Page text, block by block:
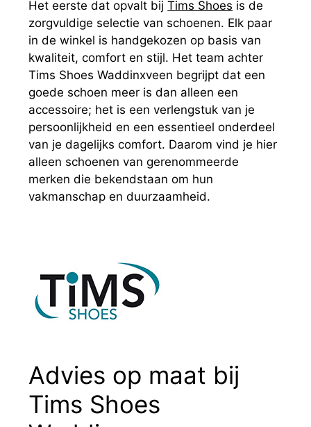
Het eerste dat opvalt bijTims Shoes is de
zorgvuldige selectie van schoenen. Elk paar
in de winkel is handgekozen op basis van
kwaliteit, comfort en stijl. Het team achter
Tims Shoes Waddinxveen begrijpt dat een
goede schoen meer is dan alleen een
accessoire; het is een verlengstuk van je
persoonlijkheid en een essentieel onderdeel
van je dagelijks comfort. Daarom vind je hier
alleen schoenen van gerenommeerde
merken die bekendstaan om hun
vakmanschap en duurzaamheid.
Advies op maat bij
Tims Shoes